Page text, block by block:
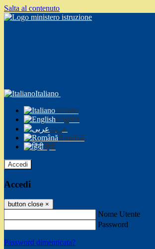
Salta al contenuto
Italiano
Italiano
English
عربى
Română
हिंदी
Accedi
Accedi
button close ×
Nome Utente
Password
Password dimenticata?